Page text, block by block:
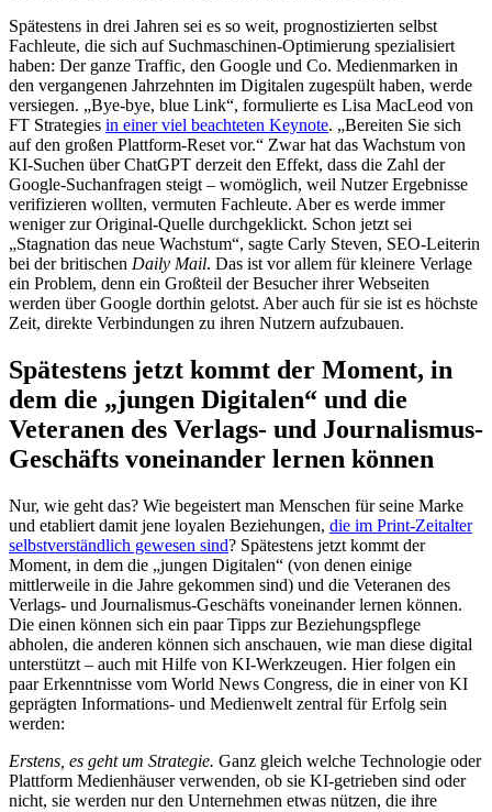
Spätestens in drei Jahren sei es so weit, prognostizierten selbst
Fachleute, die sich auf Suchmaschinen-Optimierung spezialisiert
haben: Der ganze Traffic, den Google und Co. Medienmarken in
den vergangenen Jahrzehnten im Digitalen zugespült haben, werde
versiegen. „Bye-bye, blue Link“, formulierte es Lisa MacLeod von
FT Strategies in einer viel beachteten Keynote. „Bereiten Sie sich
auf den großen Plattform-Reset vor.“ Zwar hat das Wachstum von
KI-Suchen über ChatGPT derzeit den Effekt, dass die Zahl der
Google-Suchanfragen steigt – womöglich, weil Nutzer Ergebnisse
verifizieren wollten, vermuten Fachleute. Aber es werde immer
weniger zur Original-Quelle durchgeklickt. Schon jetzt sei
„Stagnation das neue Wachstum“, sagte Carly Steven, SEO-Leiterin
bei der britischen Daily Mail. Das ist vor allem für kleinere Verlage
ein Problem, denn ein Großteil der Besucher ihrer Webseiten
werden über Google dorthin gelotst. Aber auch für sie ist es höchste
Zeit, direkte Verbindungen zu ihren Nutzern aufzubauen.
Spätestens jetzt kommt der Moment, in
dem die „jungen Digitalen“ und die
Veteranen des Verlags- und Journalismus-
Geschäfts voneinander lernen können
Nur, wie geht das? Wie begeistert man Menschen für seine Marke
und etabliert damit jene loyalen Beziehungen, die im Print-Zeitalter
selbstverständlich gewesen sind? Spätestens jetzt kommt der
Moment, in dem die „jungen Digitalen“ (von denen einige
mittlerweile in die Jahre gekommen sind) und die Veteranen des
Verlags- und Journalismus-Geschäfts voneinander lernen können.
Die einen können sich ein paar Tipps zur Beziehungspflege
abholen, die anderen können sich anschauen, wie man diese digital
unterstützt – auch mit Hilfe von KI-Werkzeugen. Hier folgen ein
paar Erkenntnisse vom World News Congress, die in einer von KI
geprägten Informations- und Medienwelt zentral für Erfolg sein
werden:
Erstens, es geht um Strategie. Ganz gleich welche Technologie oder
Plattform Medienhäuser verwenden, ob sie KI-getrieben sind oder
nicht, sie werden nur den Unternehmen etwas nützen, die ihre